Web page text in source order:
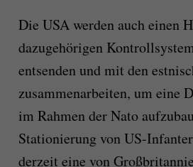
Die USA werden auch einen
dazugehörigen
entsenden und mit den
zusammenarbeiten, um eine
im Rahmen der Nato
Stationierung von US-
derzeit eine von